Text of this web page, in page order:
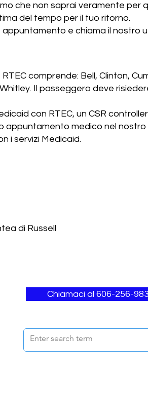
che non saprai veramente per
del tempo per il tuo ritorno.
e chiama il nostro
comprende: Bell, Clinton,
Il passeggero deve
con RTEC, un CSR
medico nel
i servizi Medicaid.
di Russell
Chiamaci al 606-256-